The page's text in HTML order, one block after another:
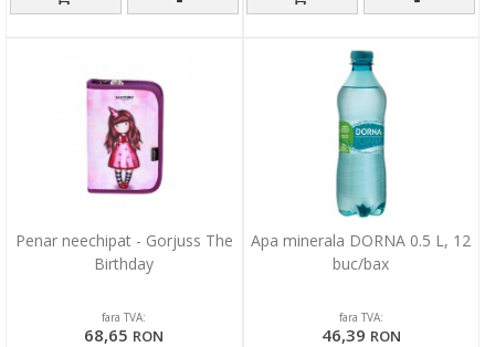
Penar neechipat - Gorjuss The
Birthday
fara TVA:
68,65 RON
Apa minerala DORNA 0.5 L, 12
buc/bax
fara TVA:
46,39 RON